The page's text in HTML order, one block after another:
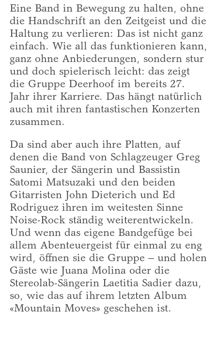
Eine Band in Bewegung zu halten, ohne
die Handschrift an den Zeitgeist und die
Haltung zu verlieren: Das ist nicht ganz
einfach. Wie all das funktionieren kann,
ganz ohne Anbiederungen, sondern stur
und doch spielerisch leicht: das zeigt
die Gruppe Deerhoof im bereits 27.
Jahr ihrer Karriere. Das hängt natürlich
auch mit ihren fantastischen Konzerten
zusammen.
Da sind aber auch ihre Platten, auf
denen die Band von Schlagzeuger Greg
Saunier, der Sängerin und Bassistin
Satomi Matsuzaki und den beiden
Gitarristen John Dieterich und Ed
Rodriguez ihren im weitesten Sinne
Noise-Rock ständig weiterentwickeln.
Und wenn das eigene Bandgefüge bei
allem Abenteuergeist für einmal zu eng
wird, öffnen sie die Gruppe – und holen
Gäste wie Juana Molina oder die
Stereolab-Sängerin Laetitia Sadier dazu,
so, wie das auf ihrem letzten Album
«Mountain Moves» geschehen ist.